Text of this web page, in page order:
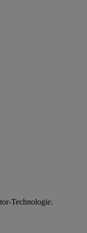
Technologie.